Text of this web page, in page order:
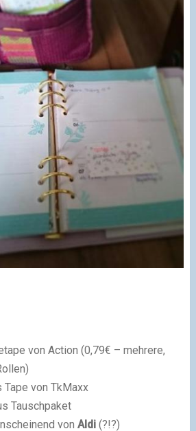
von Action (0,79€ – mehrere,
von TkMaxx
Tauschpaket
von Aldi(?!?)